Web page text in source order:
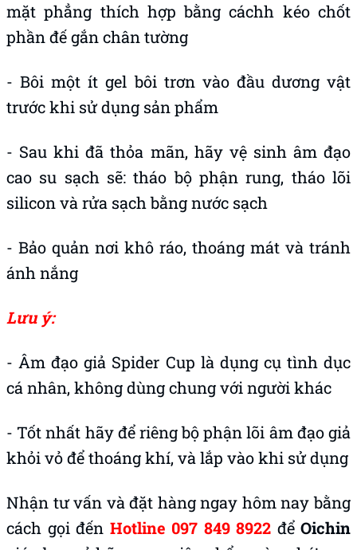
mặt phẳng thích hợp bằng cáchh kéo chốt
phần đế gắn chân tường
- Bôi một ít gel bôi trơn vào đầu dương vật
trước khi sử dụng sản phẩm
- Sau khi đã thỏa mãn, hãy vệ sinh âm đạo
cao su sạch sẽ: tháo bộ phận rung, tháo lõi
silicon và rửa sạch bằng nước sạch
- Bảo quản nơi khô ráo, thoáng mát và tránh
ánh nắng
Lưu ý:
- Âm đạo giả Spider Cup là dụng cụ tình dục
cá nhân, không dùng chung với người khác
- Tốt nhất hãy để riêng bộ phận lõi âm đạo giả
khỏi vỏ để thoáng khí, và lắp vào khi sử dụng
Nhận tư vấn và đặt hàng ngay hôm nay bằng
cách gọi đến Hotline 097 849 8922 để Oichin